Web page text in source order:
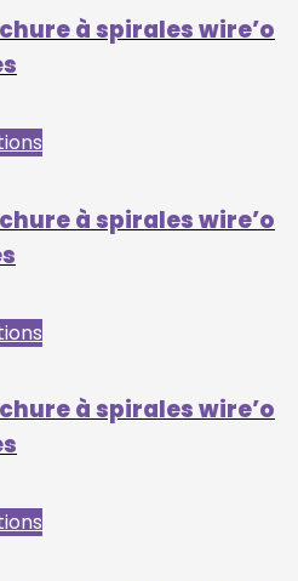
à spirales wire’o
à spirales wire’o
à spirales wire’o